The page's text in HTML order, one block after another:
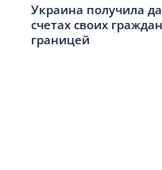
Украина получила
счетах своих
границей